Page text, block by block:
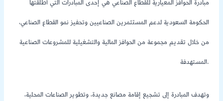
مبادرة الحوافز المعيارية للقطاع الصناعي هي إحدى المبادرات التي أطلقتها
الحكومة السعودية لدعم المستثمرين الصناعيين وتحفيز نمو القطاع الصناعي،
من خلال تقديم مجموعة من الحوافز المالية والتشغيلية للمشروعات الصناعية
المستهدفة.
وتهدف المبادرة إلى تشجيع إقامة مصانع جديدة، وتطوير الصناعات المحلية،